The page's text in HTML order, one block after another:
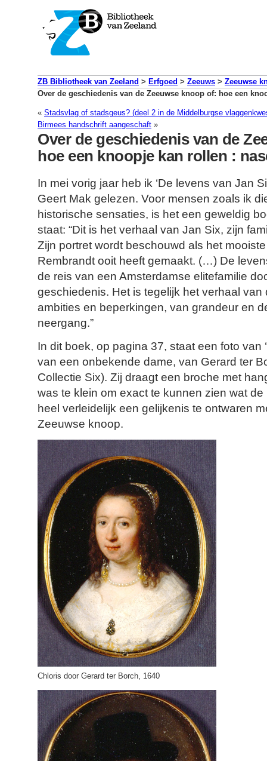
ZB Bibliotheek van Zeeland > Erfgoed > Zeeuws > Zeeuwse
Over de geschiedenis van de Zeeuwse knoop of: hoe een
« Stadsvlag of stadsgeus? (deel 2 in de Middelburgse
Birmees handschrift aangeschaft »
Over de geschiedenis van de
hoe een knoopje kan rollen :
In mei vorig jaar heb ik ‘De levens van Jan
Geert Mak gelezen. Voor mensen zoals ik
historische sensaties, is het een geweldig
staat: “Dit is het verhaal van Jan Six, zijn
Zijn portret wordt beschouwd als het
Rembrandt ooit heeft gemaakt. (…) De
de reis van een Amsterdamse elitefamilie
geschiedenis. Het is tegelijk het verhaal
ambities en beperkingen, van grandeur en
neergang.”
In dit boek, op pagina 37, staat een foto van
van een onbekende dame, van Gerard ter
Collectie Six). Zij draagt een broche met
was te klein om exact te kunnen zien wat
heel verleidelijk een gelijkenis te ontwaren
Zeeuwse knoop.
Chloris door Gerard ter Borch, 1640